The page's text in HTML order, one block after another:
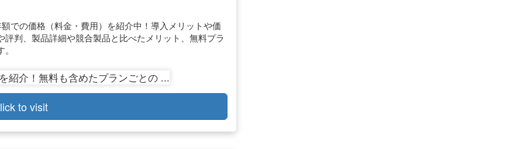
での価格（料金・費用）を紹介中！導入メリットや価
判、製品詳細や競合製品と比べたメリット、無料プラ
to visit